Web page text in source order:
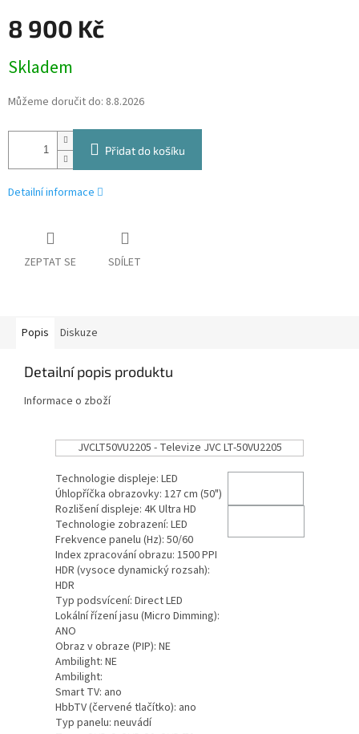
8 900 Kč
cena:
Skladem
Můžeme doručit do: 8.8.2026
Přidat do košíku
Detailní informace
ZEPTAT SE SDÍLET
Popis Diskuze
Detailní popis produktu
Informace o zboží
JVCLT50VU2205 - Televize JVC LT-50VU2205
Technologie displeje: LED
Úhlopříčka obrazovky: 127 cm (50")
Rozlišení displeje: 4K Ultra HD
Technologie zobrazení: LED
Frekvence panelu (Hz): 50/60
Index zpracování obrazu: 1500 PPI
HDR (vysoce dynamický rozsah):
HDR
Typ podsvícení: Direct LED
Lokální řízení jasu (Micro Dimming):
ANO
Obraz v obraze (PIP): NE
Ambilight: NE
Ambilight:
Smart TV: ano
HbbTV (červené tlačítko): ano
Typ panelu: neuvádí